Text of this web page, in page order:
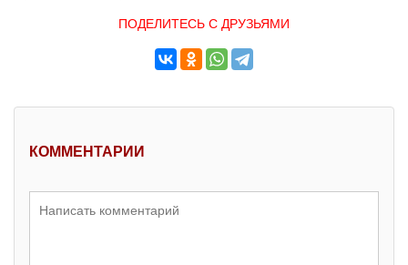
ПОДЕЛИТЕСЬ С ДРУЗЬЯМИ
КОММЕНТАРИИ